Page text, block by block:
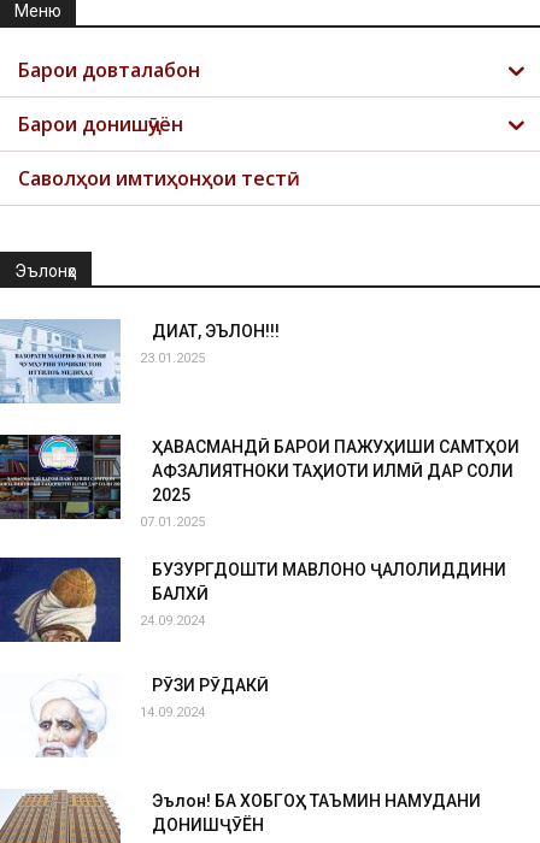
Меню
Барои довталабон
Барои донишҷӯён
Саволҳои имтиҳонҳои тестӣ
Эълонҳо
ДИҚҚАТ, ЭЪЛОН!!!
23.01.2025
ҲАВАСМАНДӢ БАРОИ ПАЖУҲИШИ САМТҲОИ
АФЗАЛИЯТНОКИ ТАҲҚИҚОТИ ИЛМӢ ДАР СОЛИ
2025
07.01.2025
БУЗУРГДОШТИ МАВЛОНО ҶАЛОЛИДДИНИ
БАЛХӢ
24.09.2024
РӮЗИ РӮДАКӢ
14.09.2024
Эълон! БА ХОБГОҲ ТАЪМИН НАМУДАНИ
ДОНИШҶӮЁН